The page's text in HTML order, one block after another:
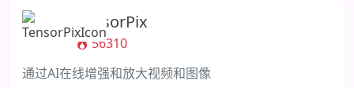
TensorPix
56310
通过AI在线增强和放大视频和图像